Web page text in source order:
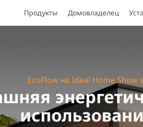
Продукты Домовладелец
EcoFlow на Ideal Home